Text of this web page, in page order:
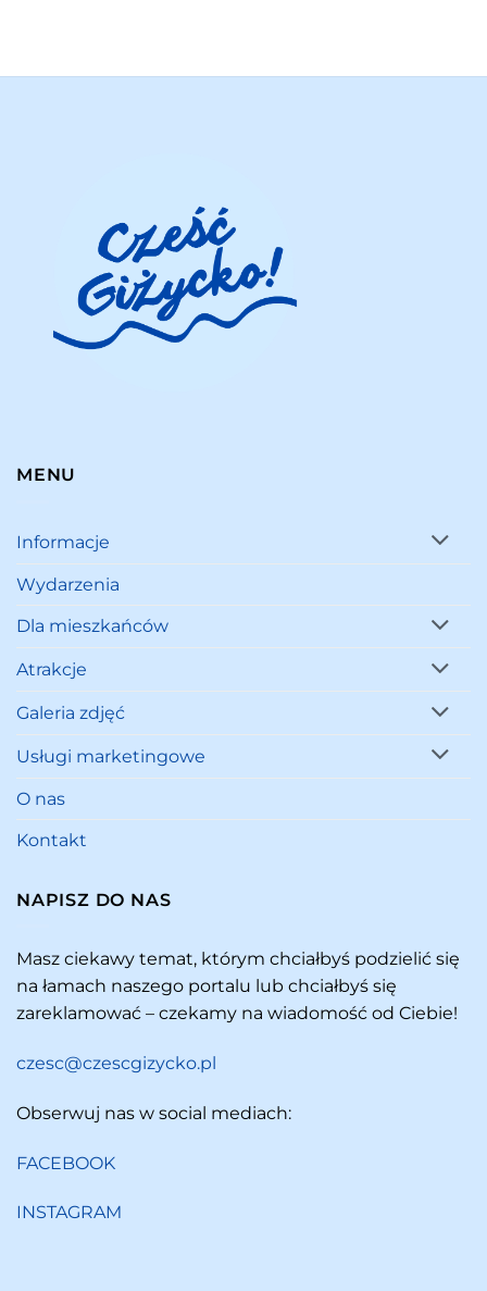
MENU
Informacje
Wydarzenia
Dla mieszkańców
Atrakcje
Galeria zdjęć
Usługi marketingowe
O nas
Kontakt
NAPISZ DO NAS
Masz ciekawy temat, którym chciałbyś podzielić się
na łamach naszego portalu lub chciałbyś się
zareklamować – czekamy na wiadomość od Ciebie!
czesc@czescgizycko.pl
Obserwuj nas w social mediach:
FACEBOOK
INSTAGRAM